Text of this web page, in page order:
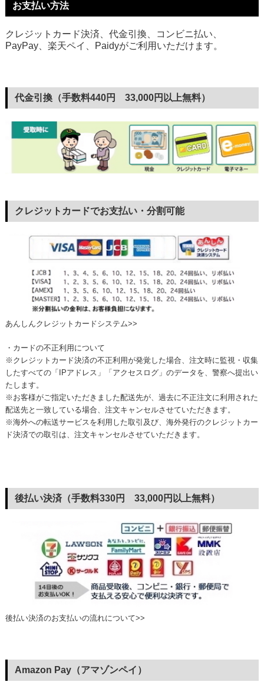
お支払い方法
クレジットカード決済、代金引換、コンビニ払い、
PayPay、楽天ペイ、Paidyがご利用いただけます。
代金引換（手数料440円 33,000円以上無料）
クレジットカードでお支払い・分割可能
あんしんクレジットカードシステム>>
・カードの不正利用について
※クレジットカード決済の不正利用が発覚した場合、注文時に監視・収集
したすべての「IPアドレス」「アクセスログ」のデータを、警察へ提出い
たします。
※お客様がご指定いただきました配送先が、過去に不正注文に利用された
配送先と一致している場合、注文キャンセルさせていただきます。
※海外への転送サービスを利用した取引及び、海外発行のクレジットカー
ド決済での取引は、注文キャンセルさせていただきます。
後払い決済（手数料330円 33,000円以上無料）
後払い決済のお支払いの流れについて>>
Amazon Pay（アマゾンペイ）